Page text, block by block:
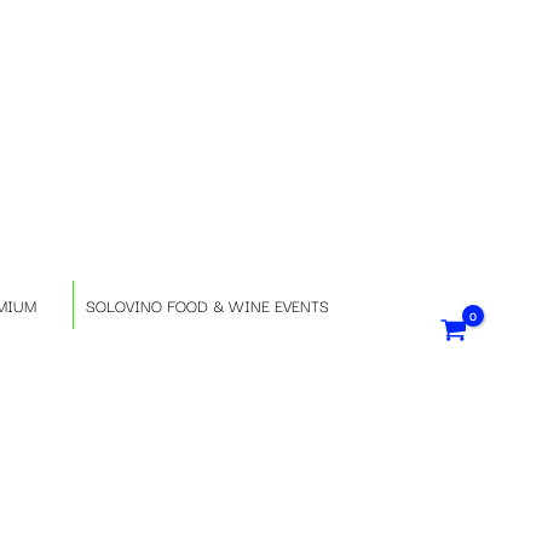
SOLOVINO FOOD & WINE EVENTS
i